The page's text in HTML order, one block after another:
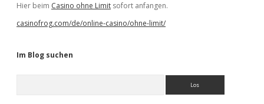
Hier beim Casino ohne Limit sofort anfangen.
casinofrog.com/de/online-casino/ohne-limit/
Im Blog suchen